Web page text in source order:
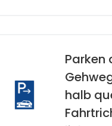
Parken
halb